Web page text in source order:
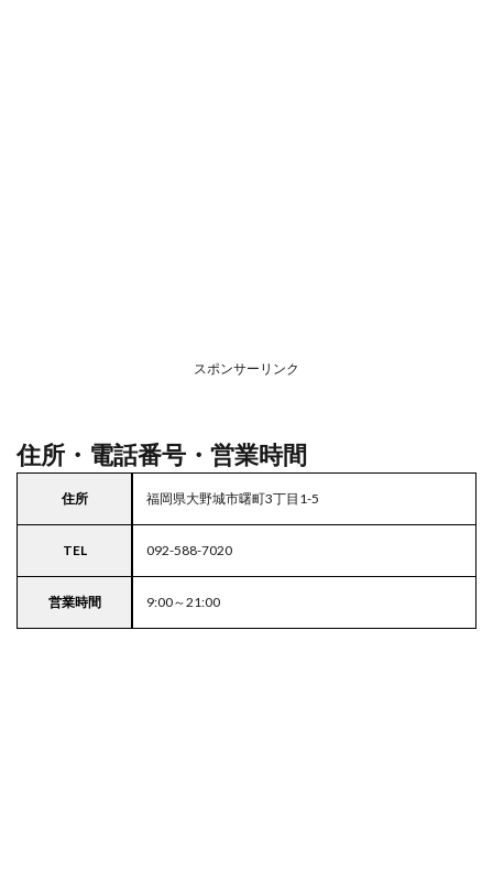
スポンサーリンク
住所・電話番号・営業時間
住所 福岡県大野城市曙町3丁目1-5
TEL 092-588-7020
営業時間 9:00～21:00